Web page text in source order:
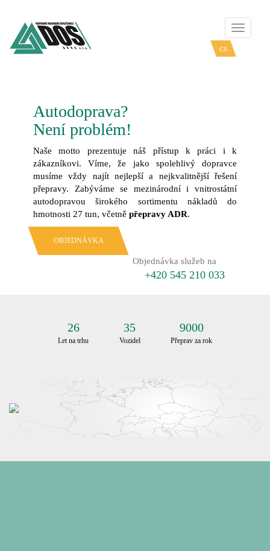
cs
Autodoprava?
Není problém!
Naše motto prezentuje náš přístup k práci i k
zákazníkovi. Víme, že jako spolehlivý dopravce
musíme vždy najít nejlepší a nejkvalitnější řešení
přepravy. Zabýváme se mezinárodní i vnitrostátní
autodopravou širokého sortimentu nákladů do
hmotnosti 27 tun, včetně přepravy ADR.
OBJEDNÁVKA
Objednávka služeb na
+420 545 210 033
26
Let na trhu
35
Vozidel
9000
Přeprav za rok